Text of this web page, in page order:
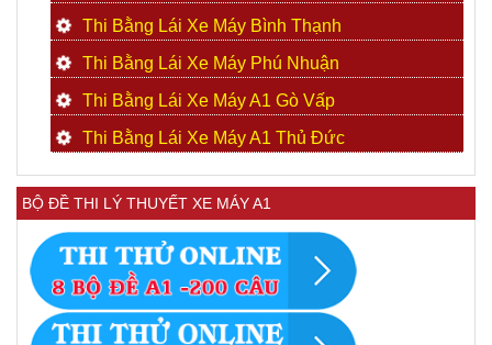
Thi Bằng Lái Xe Máy Bình Thạnh
Thi Bằng Lái Xe Máy Phú Nhuận
Thi Bằng Lái Xe Máy A1 Gò Vấp
Thi Bằng Lái Xe Máy A1 Thủ Đức
BỘ ĐỀ THI LÝ THUYẾT XE MÁY A1